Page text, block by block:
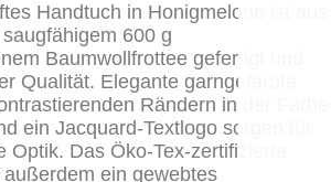
Handtuch in Honigmelone ist aus
600 g
Baumwollfrottee gefertigt und
Qualität. Elegante garngefärbte
Rändern in der Farbe
ein Jacquard-Textlogo sorgen für
Optik. Das Öko-Tex-zertifizierte
ein gewebtes